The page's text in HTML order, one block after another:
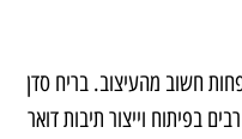
חשוב מהעיצוב. בריח סדן
בפיתוח וייצור תיבות דואר